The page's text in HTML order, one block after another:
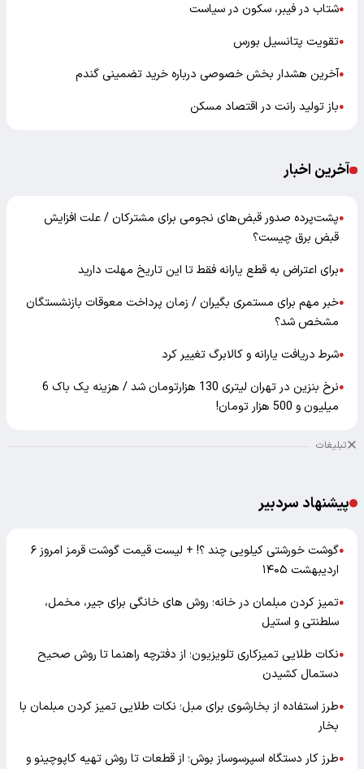
●شتاب در فیبر، سکون در سیاست
●تقویت پتانسیل بورس
●آخرین هشدار بخش خصوصی درباره خرید تضمینی گندم
●باز تولید رانت در اقتصاد مسکن
آخرین اخبار
●پشت‌پرده صدور قبض‌های نجومی برای مشترکان / علت افزایش
قبض برق چیست؟
●برای اعتراض به قطع یارانه فقط تا این تاریخ مهلت دارید
●خبر مهم برای مستمری بگیران / زمان پرداخت معوقات بازنشستگان
مشخص شد؟
●شرط دریافت یارانه و کالابرگ تغییر کرد
●
نرخ بنزین در تهران لیتری 130 هزارتومان شد / هزینه یک باک 6
میلیون و 500 هزار تومان!
تبلیغات
پیشنهاد سردبیر
●
گوشت خورشتی کیلویی چند ؟! + لیست قیمت گوشت قرمز امروز ۶
اردیبهشت ۱۴۰۵
●تمیز کردن مبلمان در خانه؛ روش های خانگی برای جیر، مخمل،
سلطنتی و استیل
●نکات طلایی تمیزکاری تلویزیون؛ از دفترچه راهنما تا روش صحیح
دستمال کشیدن
●طرز استفاده از بخارشوی برای مبل؛ نکات طلایی تمیز کردن مبلمان با
بخار
●طرز کار دستگاه اسپرسوساز بوش؛ از قطعات تا روش تهیه کاپوچینو و